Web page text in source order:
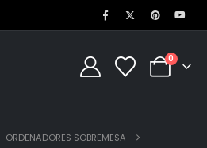
0
ORDENADORES SOBREMESA